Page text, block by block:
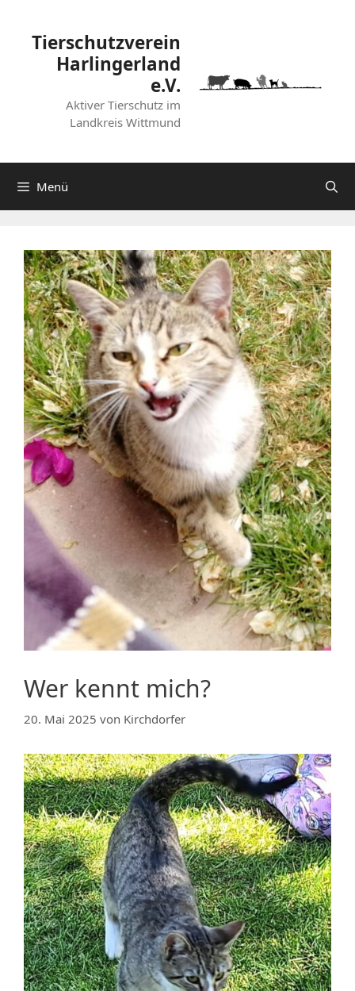
springenTierschutzverein
Harlingerland
e.V.
Aktiver Tierschutz im
Landkreis Wittmund
Menü
Wer kennt mich?
20. Mai 2025 von Kirchdorfer